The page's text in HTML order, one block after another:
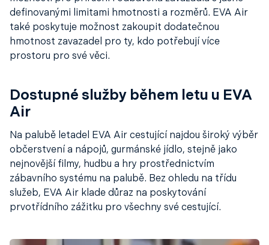
definovanými limitami hmotnosti a rozměrů. EVA Air
také poskytuje možnost zakoupit dodatečnou
hmotnost zavazadel pro ty, kdo potřebují více
prostoru pro své věci.
Dostupné služby během letu u EVA
Air
Na palubě letadel EVA Air cestující najdou široký výběr
občerstvení a nápojů, gurmánské jídlo, stejně jako
nejnovější filmy, hudbu a hry prostřednictvím
zábavního systému na palubě. Bez ohledu na třídu
služeb, EVA Air klade důraz na poskytování
prvotřídního zážitku pro všechny své cestující.